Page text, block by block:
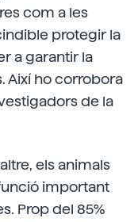
com a les
protegir la
a garantir la
Així ho corrobora
de la
els animals
important
Prop del 85%